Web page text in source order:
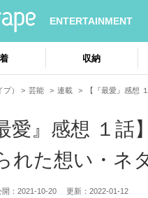
ENTERTAINMENT
収納
） 芸能 連載 【『最愛』感想
愛』感想 １
れた想い・ネ
： 2021-10-20 更新： 2022-01-12